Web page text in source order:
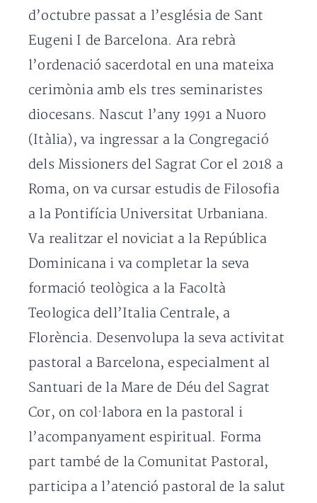
d’octubre passat a l’església de Sant
Eugeni I de Barcelona. Ara rebrà
l’ordenació sacerdotal en una mateixa
cerimònia amb els tres seminaristes
diocesans. Nascut l’any 1991 a Nuoro
(Itàlia), va ingressar a la Congregació
dels Missioners del Sagrat Cor el 2018 a
Roma, on va cursar estudis de Filosofia
a la Pontifícia Universitat Urbaniana.
Va realitzar el noviciat a la República
Dominicana i va completar la seva
formació teològica a la Facoltà
Teologica dell’Italia Centrale, a
Florència. Desenvolupa la seva activitat
pastoral a Barcelona, ​​especialment al
Santuari de la Mare de Déu del Sagrat
Cor, on col·labora en la pastoral i
l’acompanyament espiritual. Forma
part també de la Comunitat Pastoral,
participa a l’atenció pastoral de la salut